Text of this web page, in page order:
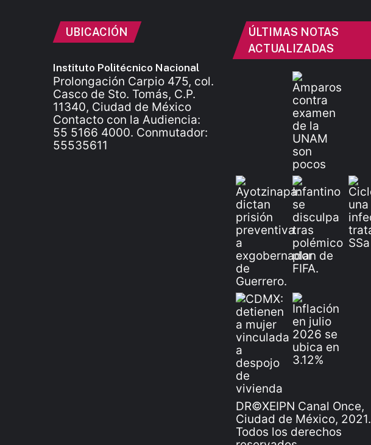
UBICACIÓN
Instituto Politécnico Nacional
Prolongación Carpio 475, col.
Casco de Sto. Tomás, C.P.
11340, Ciudad de México
Contacto con la Audiencia:
55 5166 4000. Conmutador:
55535611
ÚLTIMAS NOTAS
ACTUALIZADAS
DR©XEIPN Canal Once,
Ciudad de México, 2021.
Todos los derechos